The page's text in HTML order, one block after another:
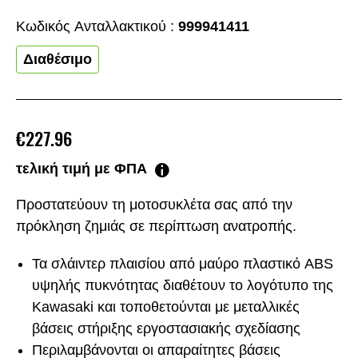
Προστατεύουν τη μοτοσυκλέτα σας από την
πρόκληση ζημιάς σε περίπτωση ανατροπής.
Τα σλάιντερ πλαισίου από μαύρο πλαστικό ABS
υψηλής πυκνότητας διαθέτουν το λογότυπο της
Kawasaki και τοποθετούνται με μεταλλικές
βάσεις στήριξης εργοστασιακής σχεδίασης
Περιλαμβάνονται οι απαραίτητες βάσεις
€227.96
τελική τιμή με ΦΠΑ
Κωδικός Aνταλλακτικού : 999941411
Διαθέσιμο